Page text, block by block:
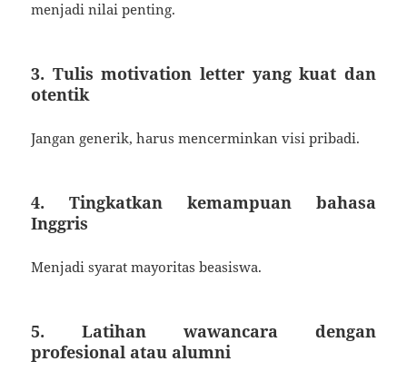
menjadi nilai penting.
3. Tulis motivation letter yang kuat dan
otentik
Jangan generik, harus mencerminkan visi pribadi.
4. Tingkatkan kemampuan bahasa
Inggris
Menjadi syarat mayoritas beasiswa.
5. Latihan wawancara dengan
profesional atau alumni